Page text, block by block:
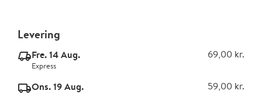
Levering
delivery_express_v2Fre. 14 Aug. 69,00 kr.
Express
delivery_standard_v2Ons. 19 Aug. 59,00 kr.